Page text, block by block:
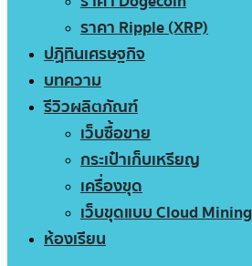
ราคา Ripple (XRP)
ปฏิทินเศรษฐกิจ
บทความ
รีวิวผลิตภัณฑ์
เว็บซื้อขาย
กระเป๋าเก็บเหรียญ
เครื่องขุด
เว็บขุดแบบ Cloud Mining
ห้องเรียน